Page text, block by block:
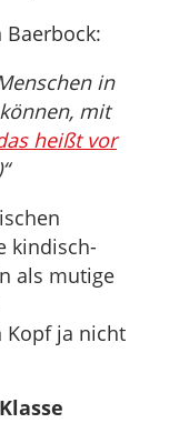
in
mit
heißt vor
kindisch-
als mutige
Kopf ja nicht